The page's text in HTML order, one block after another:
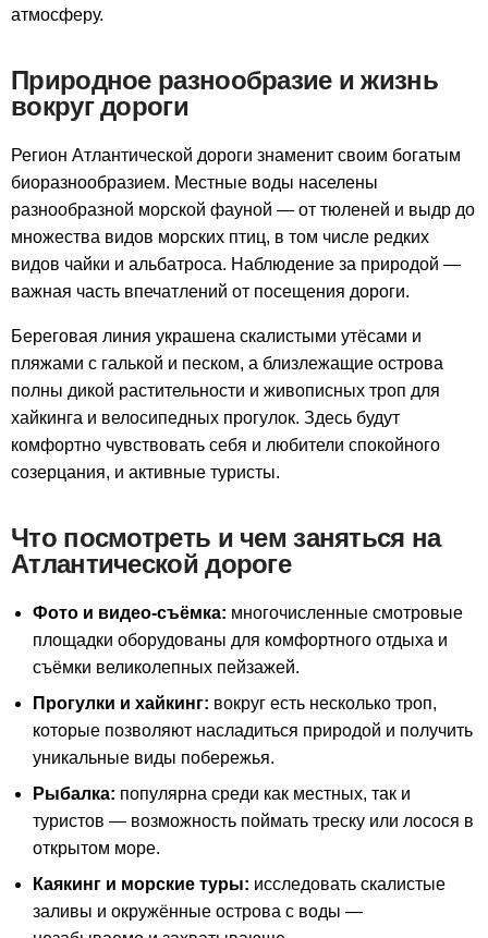
атмосферу.
Природное разнообразие и жизнь
вокруг дороги
Регион Атлантической дороги знаменит своим богатым
биоразнообразием. Местные воды населены
разнообразной морской фауной — от тюленей и выдр до
множества видов морских птиц, в том числе редких
видов чайки и альбатроса. Наблюдение за природой —
важная часть впечатлений от посещения дороги.
Береговая линия украшена скалистыми утёсами и
пляжами с галькой и песком, а близлежащие острова
полны дикой растительности и живописных троп для
хайкинга и велосипедных прогулок. Здесь будут
комфортно чувствовать себя и любители спокойного
созерцания, и активные туристы.
Что посмотреть и чем заняться на
Атлантической дороге
Фото и видео-съёмка: многочисленные смотровые
площадки оборудованы для комфортного отдыха и
съёмки великолепных пейзажей.
Прогулки и хайкинг: вокруг есть несколько троп,
которые позволяют насладиться природой и получить
уникальные виды побережья.
Рыбалка: популярна среди как местных, так и
туристов — возможность поймать треску или лосося в
открытом море.
Каякинг и морские туры: исследовать скалистые
заливы и окружённые острова с воды —